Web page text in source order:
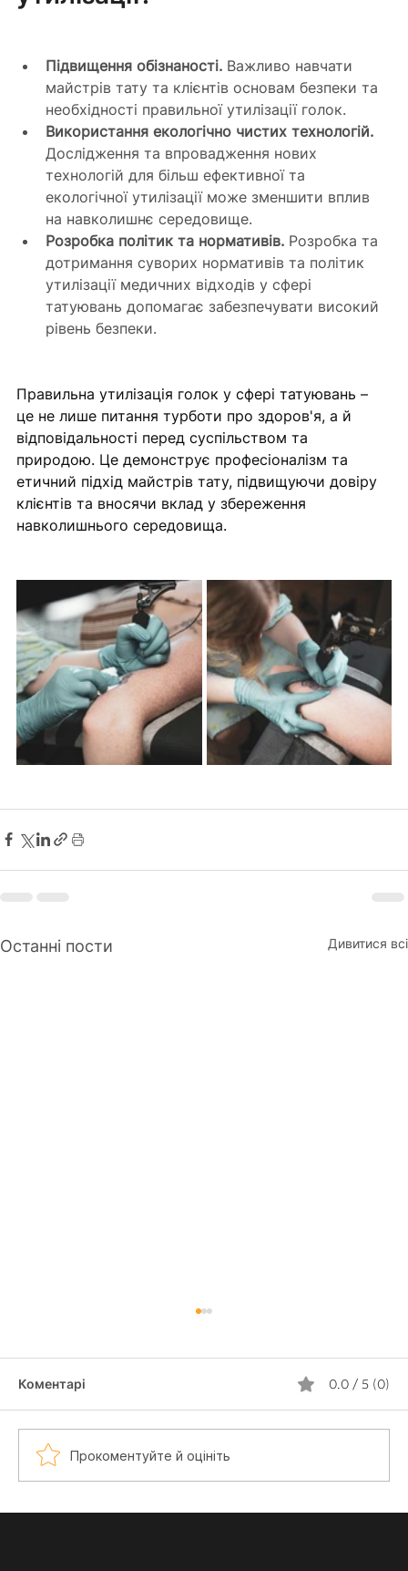
Підвищення обізнаності. Важливо навчати
майстрів тату та клієнтів основам безпеки та
необхідності правильної утилізації голок.
Використання екологічно чистих технологій.
Дослідження та впровадження нових
технологій для більш ефективної та
екологічної утилізації може зменшити вплив
на навколишнє середовище.
Розробка політик та нормативів. Розробка та
дотримання суворих нормативів та політик
утилізації медичних відходів у сфері
татуювань допомагає забезпечувати високий
рівень безпеки.
Правильна утилізація голок у сфері татуювань –
це не лише питання турботи про здоров'я, а й
відповідальності перед суспільством та
природою. Це демонструє професіоналізм та
етичний підхід майстрів тату, підвищуючи довіру
клієнтів та вносячи вклад у збереження
навколишнього середовища.
Останні пости Дивитися всі
Коментарі 0.0 / 5 (0)
Прокоментуйте й оцініть